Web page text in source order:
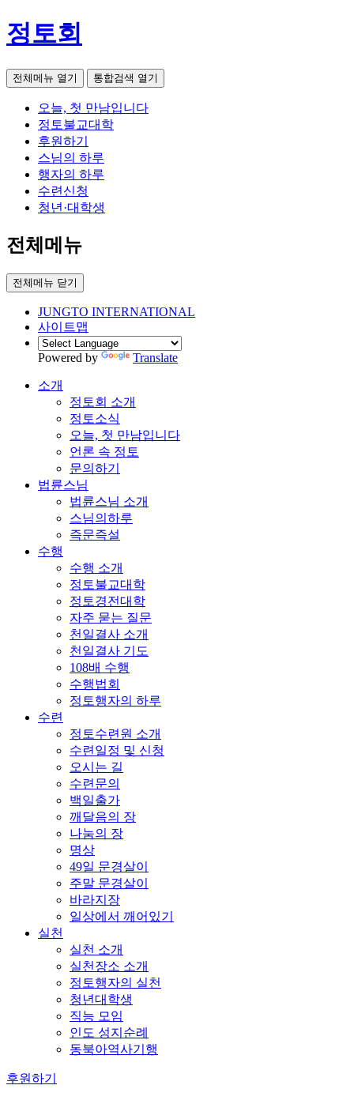
정토회
전체메뉴 열기 통합검색 열기
오늘, 첫 만남입니다
정토불교대학
후원하기
스님의 하루
행자의 하루
수련신청
청년·대학생
전체메뉴
전체메뉴 닫기
JUNGTO INTERNATIONAL
사이트맵
Powered by Translate
소개
정토회 소개
정토소식
오늘, 첫 만남입니다
언론 속 정토
문의하기
법륜스님
법륜스님 소개
스님의하루
즉문즉설
수행
수행 소개
정토불교대학
정토경전대학
자주 묻는 질문
천일결사 소개
천일결사 기도
108배 수행
수행법회
정토행자의 하루
수련
정토수련원 소개
수련일정 및 신청
오시는 길
수련문의
백일출가
깨달음의 장
나눔의 장
명상
49일 문경살이
주말 문경살이
바라지장
일상에서 깨어있기
실천
실천 소개
실천장소 소개
정토행자의 실천
청년대학생
직능 모임
인도 성지순례
동북아역사기행
후원하기